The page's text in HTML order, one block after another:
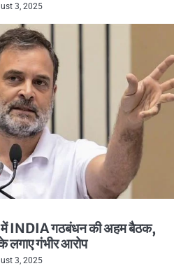
3, 2025
में INDIA गठबंधन की अहम बैठक,
लगाए गंभीर आरोप
3, 2025